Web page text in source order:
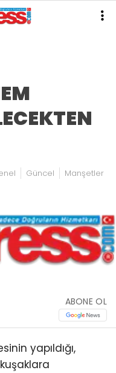
Güncel Manşetler
ABONE OL
yapıldığı,